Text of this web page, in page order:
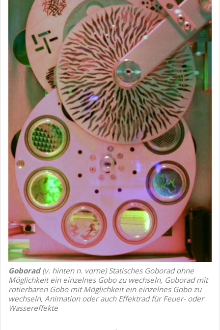
Goborad (v. hinten n. vorne) Statisches Goborad ohne
Möglichkeit ein einzelnes Gobo zu wechseln, Goborad mit
rotierbaren Gobo mit Möglichkeit ein einzelnes Gobo zu
wechseln, Animation oder auch Effektrad für Feuer- oder
Wassereffekte